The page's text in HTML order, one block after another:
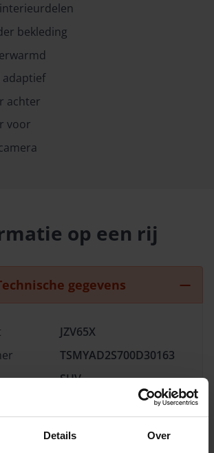
Details Over
bekleding
achter
voor
op een rij
gegevens
JZV65X
TSMYAD2S700D30163
SUV